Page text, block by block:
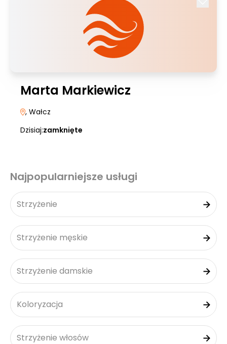
Marta Markiewicz
, Wałcz
Dzisiaj:zamknięte
Najpopularniejsze usługi
Strzyżenie
Strzyżenie męskie
Strzyżenie damskie
Koloryzacja
Strzyżenie włosów